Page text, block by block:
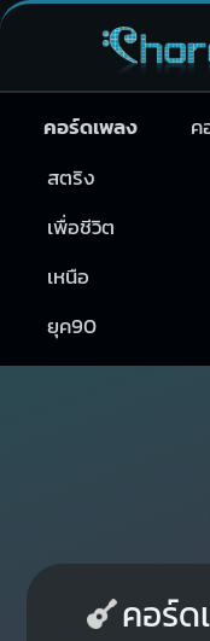
คอร์ดเพลง ค
สตริง
เพื่อชีวิต
เหนือ
ยุค90
คอร์ด